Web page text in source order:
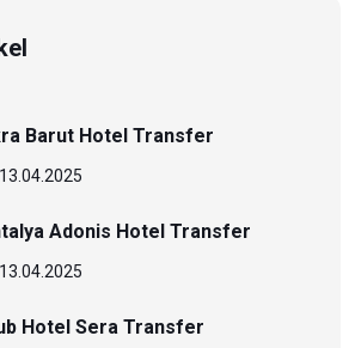
Barut Hotel Transfer
13.04.2025
Adonis Hotel Transfer
13.04.2025
Hotel Sera Transfer